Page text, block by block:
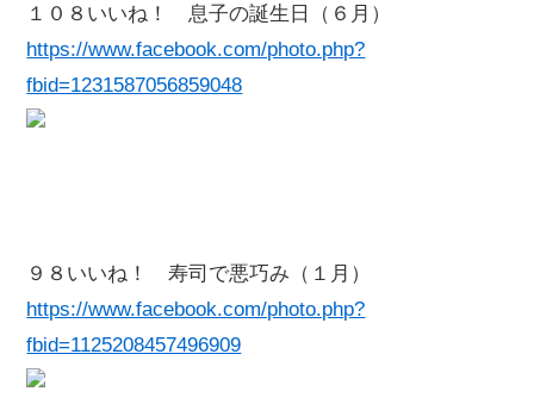
１０８いいね！ 息子の誕生日（６月）
https://www.facebook.com/photo.php?
fbid=1231587056859048
９８いいね！ 寿司で悪巧み（１月）
https://www.facebook.com/photo.php?
fbid=1125208457496909